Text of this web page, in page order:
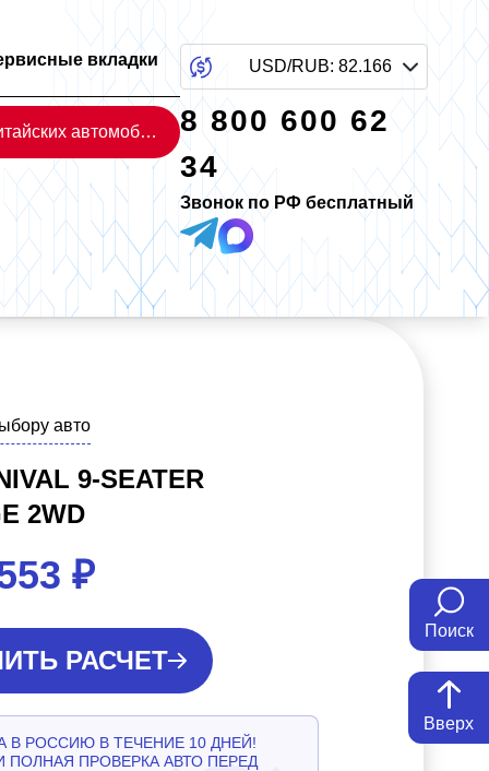
Поиск
Вверх
вкладки
Каталог китайских автомобилей
USD/RUB: 82.166
8 800 600 62
34
Звонок по РФ бесплатный
авто
9-SEATER
2WD
₽
РАСЧЕТ
В РОССИЮ В ТЕЧЕНИЕ 10 ДНЕЙ!
ПОЛНАЯ ПРОВЕРКА АВТО ПЕРЕД